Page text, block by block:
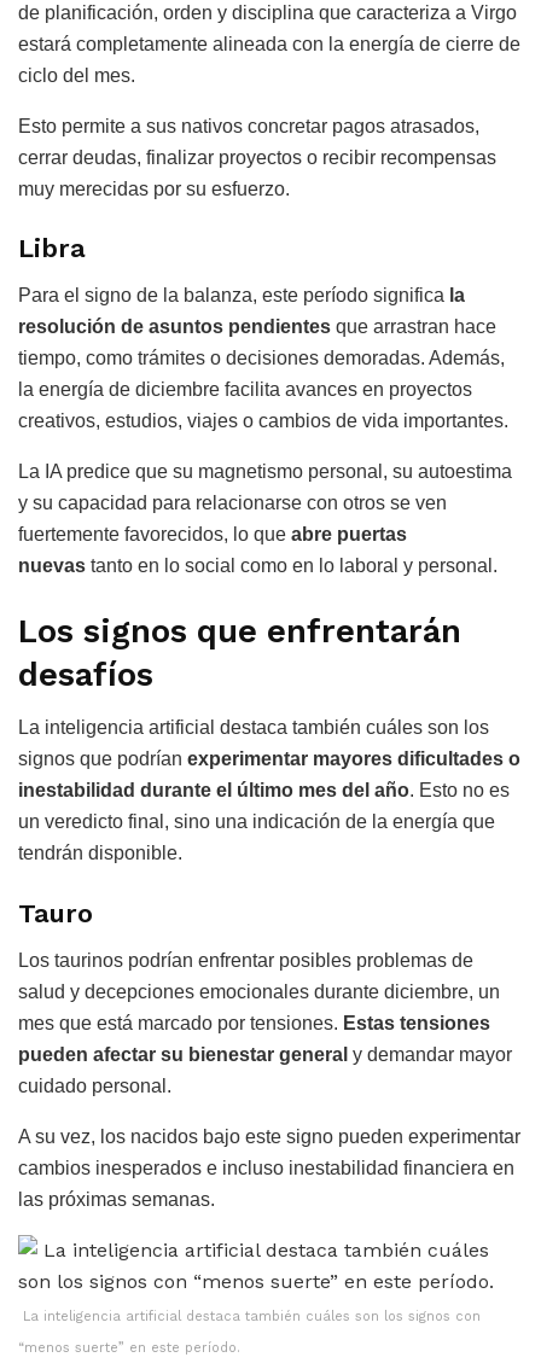
de planificación, orden y disciplina que caracteriza a Virgo
estará completamente alineada con la energía de cierre de
ciclo del mes.
Esto permite a sus nativos concretar pagos atrasados,
cerrar deudas, finalizar proyectos o recibir recompensas
muy merecidas por su esfuerzo.
Libra
Para el signo de la balanza, este período significa la
resolución de asuntos pendientes que arrastran hace
tiempo, como trámites o decisiones demoradas. Además,
la energía de diciembre facilita avances en proyectos
creativos, estudios, viajes o cambios de vida importantes.
La IA predice que su magnetismo personal, su autoestima
y su capacidad para relacionarse con otros se ven
fuertemente favorecidos, lo que abre puertas
nuevas tanto en lo social como en lo laboral y personal.
Los signos que enfrentarán
desafíos
La inteligencia artificial destaca también cuáles son los
signos que podrían experimentar mayores dificultades o
inestabilidad durante el último mes del año. Esto no es
un veredicto final, sino una indicación de la energía que
tendrán disponible.
Tauro
Los taurinos podrían enfrentar posibles problemas de
salud y decepciones emocionales durante diciembre, un
mes que está marcado por tensiones. Estas tensiones
pueden afectar su bienestar general y demandar mayor
cuidado personal.
A su vez, los nacidos bajo este signo pueden experimentar
cambios inesperados e incluso inestabilidad financiera en
las próximas semanas.
La inteligencia artificial destaca también cuáles son los signos con
“menos suerte” en este período.